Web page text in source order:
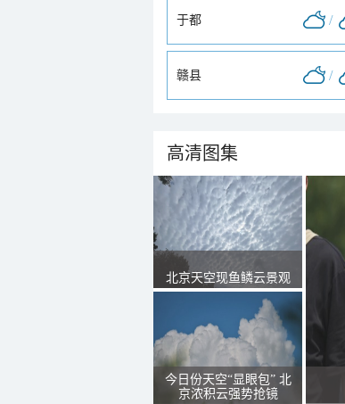
于都 /
赣县 /
高清图集
北京天空现鱼鳞云景观
今日份天空“显眼包” 北
京浓积云强势抢镜